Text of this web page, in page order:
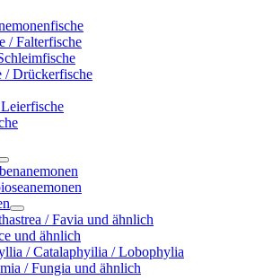
/ Falterfische
/ Drückerfische
/ Favia und ähnlich
und ähnlich
/ Catalaphyilia / Lobophylia
/ Fungia und ähnlich